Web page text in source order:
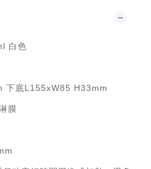
白色
下底L155xW85 H33mm
膜